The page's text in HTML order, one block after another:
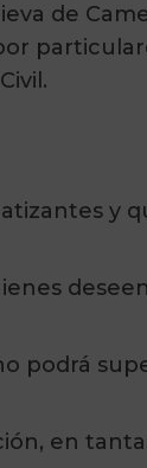
de
y
podrá
en